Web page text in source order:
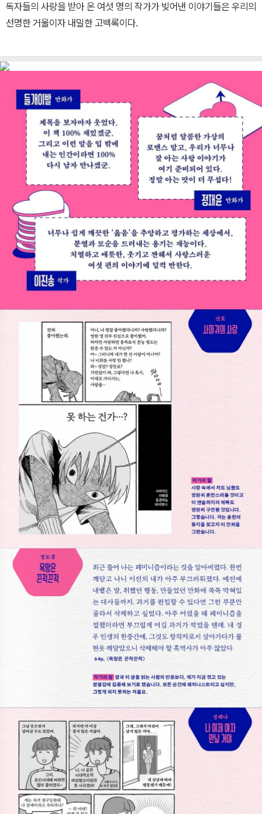
독자들의 사랑을 받아 온 여섯 명의 작가가 빚어낸 이야기들은 우리의
선명한 거울이자 내밀한 고백록이다.